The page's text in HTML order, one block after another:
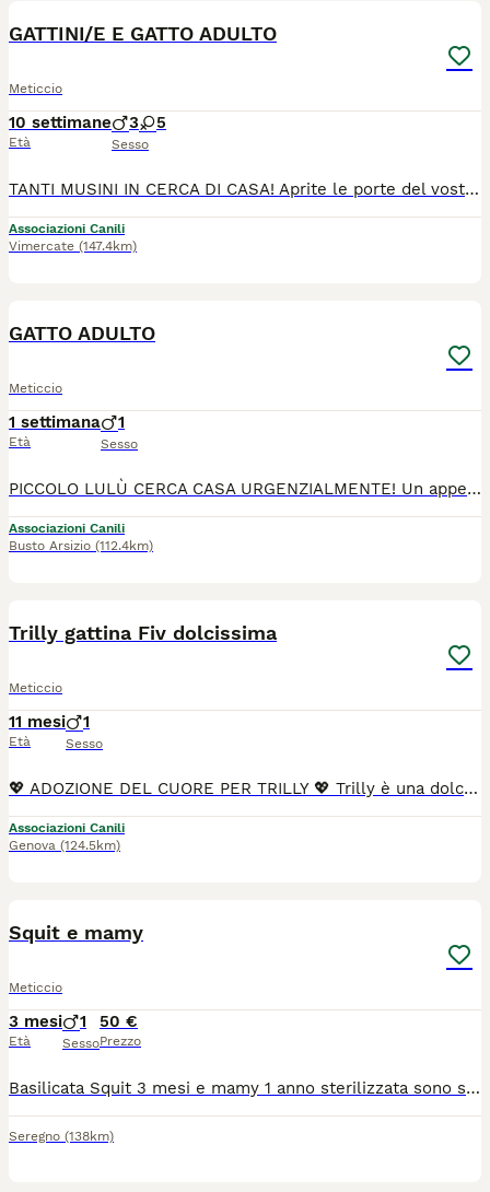
GATTINI/E E GATTO ADULTO
Meticcio
10 settimane
Età
3 5
Sesso
TANTI MUSINI IN CERCA DI CASA! Aprite le porte del vostro cuore! Abbiamo diversi gatti meravigliosi in cerca di una famiglia per la vita. C'è il compagno perfetto per ogni tipo di casa! PROVINCIA DI MONZA E BRIANZA Le Sorelline Inseparabili (3 mesi e mezzo) Descrizione: Due splendide sorelle, una bianca e nera e l'altra tricolore. Sono giovanissime, vivaci e piene di vita. Sanità: Già vaccinate e svermate. Adozione: Si valuta preferibilmente adozione di coppia per non separarle! Vega (3 mesi) Descrizione: Splendida cucciola dal manto bianco e grigio chiaro. Una vera dolcezza con lo sguardo che conquista al primo impatto. Mila (3 mesi) Descrizione: Una batuffolina dal mantello bianco e grigio scuro. Curiosa, vivace e prontissima a riempire di fusa la sua nuova casa. Fog (4 mesi) Descrizione: Splendido gattino tigrato, vispo e pieno di energie. Un piccolo uragano d'affetto! Il Coccolone Rosso (4 anni) Descrizione: Un magnifico gattoncello dal mantello rosso. È il classico "gatto cozza": estremamente affettuoso, appiccicoso e affamato di coccole. Carattere: Cerca una casa come gatto unico (o senza altre gatte femmine), poiché non va d'accordo con i suoi simili felini. Per chi cerca un compagno d'appartamento super affettuoso, è perfetto! PROVINCIA DI BERGAMO I Piccolini (Circa 2 mesi) Descrizione: Due piccolissimi batuffoli (probabilmente un maschietto e una femminuccia). Sono ancora giovanissimi, tenerissimi e pronti per iniziare la loro vita in famiglia. INFORMAZIONI E ADOZIONE Note importanti per l'adozione: Rimborso spese: È richiesto un contributo a copertura parziale o totale delle spese veterinarie già sostenute (es. vaccini, sverminazioni, visite).
Associazioni Canili
Vimercate (147.4km)
GATTO ADULTO
Meticcio
1 settimana
Età
1
Sesso
PICCOLO LULÙ CERCA CASA URGENZIALMENTE! Un appello del cuore per un micio speciale che ha davvero bisogno di ritrovare la felicità. BUSTO ARSIZIO (VA) Lulù (1 anno - Maschio) La sua storia: Lulù ha solo un anno ma ha già conosciuto il dolore della perdita: la sua compagna di giochi è venuta a mancare di recente e ora si trova da solo. Carattere: È un gatto dolcissimo, estremamente affettuoso e coccolone. Ha un grande bisogno di calore umano e di una nuova famiglia che gli faccia superare questo momento difficile. Sanità: Già vaccinato e svermato. Cerca: Una casa per la vita con urgenza!
Associazioni Canili
Busto Arsizio (112.4km)
Trilly gattina Fiv dolcissima
Meticcio
11 mesi
Età
1
Sesso
💖 ADOZIONE DEL CUORE PER TRILLY 💖 Trilly è una dolcissima gattina di soli 10 mesi, recuperata dalla strada quando era già incinta. È FIV positiva, ma sta bene e conduce una vita normale. Ha dato alla luce i suoi cuccioli, che purtroppo non sono sopravvissuti. Successivamente ha affrontato anche una mastite, dalla quale si è ripresa con tanta forza. Nonostante tutto quello che ha vissuto, Trilly non ha perso la fiducia nelle persone. È una micia affettuosa, socievole, giocherellona e molto coccolona. Ama stare in compagnia e adora i bambini, con cui si dimostra dolce e paziente. Ora merita finalmente una famiglia che le regali l'amore e la serenità che non ha mai avuto. Per Trilly cerchiamo un'adozione del cuore, da parte di persone consapevoli della sua positività alla FIV e pronte ad accoglierla come parte della famiglia. Se pensi di poterle offrire la casa che merita, contattaci. ❤️ Info Annarosa 3313456461
Associazioni Canili
Genova (124.5km)
Squit e mamy
Meticcio
3 mesi
Età
1
Sesso
50 €
Prezzo
Basilicata Squit 3 mesi e mamy 1 anno sterilizzata sono state recuperate sul territorio attualmente si trovano in stallo casalingo, usano la lettiera, sono abituate alla presenza umana a vivere insieme per questo si consiglia adozione di coppia , preferiremmo una situazione di adozione con giardino/terrazzo in sicurezza
Seregno (138km)